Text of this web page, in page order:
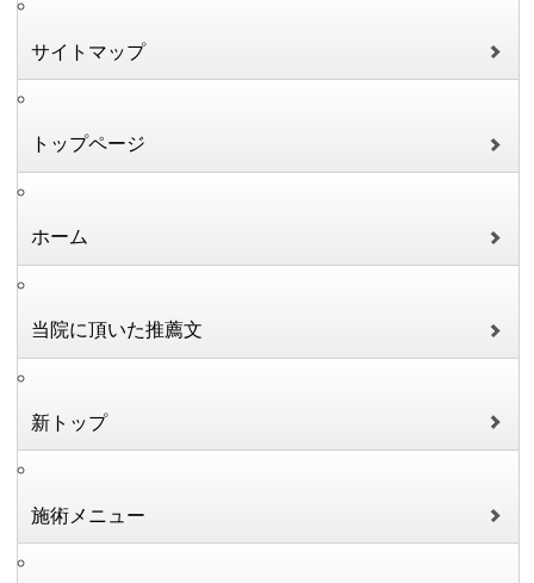
サイトマップ
トップページ
ホーム
当院に頂いた推薦文
新トップ
施術メニュー